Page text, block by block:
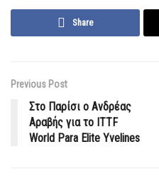
Share
Previous Post
Στο Παρίσι ο Ανδρέας
Αραβής για το ITTF
World Para Elite Yvelines